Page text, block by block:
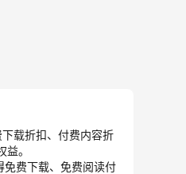
载折扣、付费内容折
。
免费下载、免费阅读付